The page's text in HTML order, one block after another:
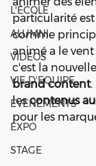
L'ÉCOLE
ALUMNI
VIDÉOS
VIE D'EQUIPE
ÉVÈNEMENTS
EXPO
STAGE
particularité
comme
animé a le
c'est la nouvelle
brand content.
les contenus
pour les